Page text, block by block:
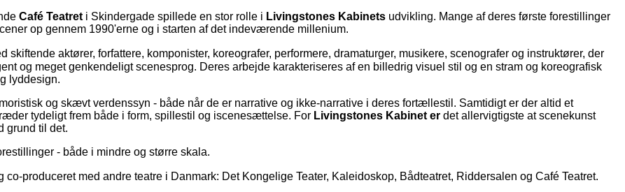
Café Teatret i Skindergade spillede en stor rolle i Livingstones Kabinets udvikling. Mange af deres første forestillinger
op gennem 1990'erne og i starten af det indeværende millenium.
skiftende aktører, forfattere, komponister, koreografer, performere, dramaturger, musikere, scenografer og instruktører, der
og meget genkendeligt scenesprog. Deres arbejde karakteriseres af en billedrig visuel stil og en stram og koreografisk
lyddesign.
og skævt verdenssyn - både når de er narrative og ikke-narrative i deres fortællestil. Samtidigt er der altid et
tydeligt frem både i form, spillestil og iscenesættelse. For Livingstones Kabinet er det allervigtigste at scenekunst
grund til det.
- både i mindre og større skala.
produceret med andre teatre i Danmark: Det Kongelige Teater, Kaleidoskop, Bådteatret, Riddersalen og Café Teatret.